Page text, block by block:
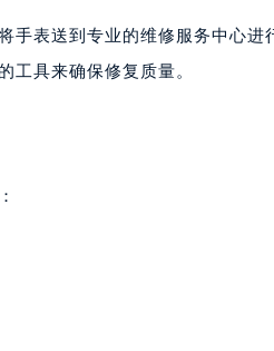
手表送到专业的维修服务中心进
工具来确保修复质量。